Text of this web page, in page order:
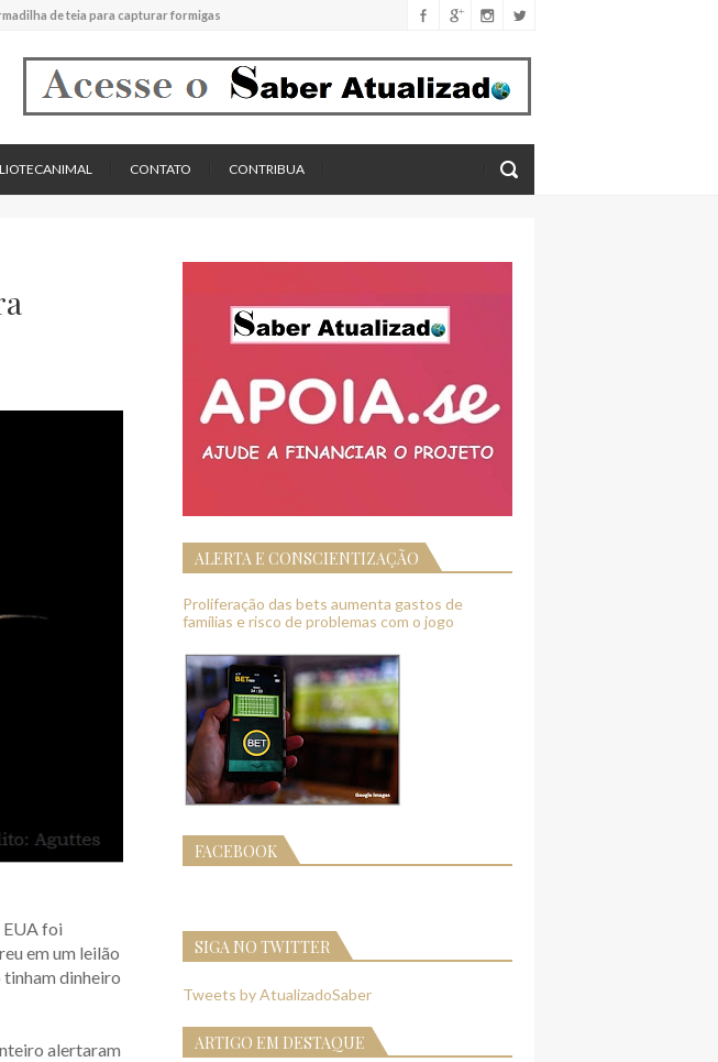
nutrientes através da poeira atmosférica
de cânceres no coração de mamíferos, aponta estudo
CONTATO CONTRIBUA
EUA foi
em um leilão
tinham dinheiro
alertaram
ALERTA E CONSCIENTIZAÇÃO
Proliferação das bets aumenta gastos de
famílias e risco de problemas com o jogo
FACEBOOK
SIGA NO TWITTER
Tweets by AtualizadoSaber
ARTIGO EM DESTAQUE